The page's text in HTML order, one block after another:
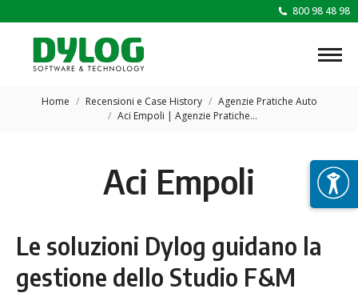
800 98 48 98
Tu sei qui:
Home Recensioni e Case History
Agenzie Pratiche Auto
Aci Empoli | Agenzie Pratiche…
Aci Empoli
Le soluzioni Dylog guidano la
gestione dello Studio F&M